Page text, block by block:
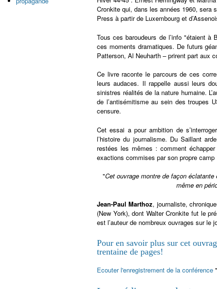
Cronkite qui, dans les années 1960, sera
Press à partir de Luxembourg et
Tous ces baroudeurs de l’info "étaient à
ces moments dramatiques. De futurs
Patterson, Al Neuharth – prirent part aux
Ce livre raconte le parcours de ces
leurs audaces. Il rappelle aussi leurs
sinistres réalités de la nature humaine.
de l’antisémitisme au sein des troupes
censure.
Cet essai a pour ambition de
l’histoire du journalisme. Du Saillant
restées les mêmes : comment
exactions commises par son propre
"Cet ouvrage montre de façon
même en
Jean-Paul Marthoz, journaliste,
(New York), dont Walter Cronkite fut le
est l’auteur de nombreux ouvrages sur le
Pour en savoir plus sur cet
trentaine de pages!
Ecouter l'enregistrement de la conférence "